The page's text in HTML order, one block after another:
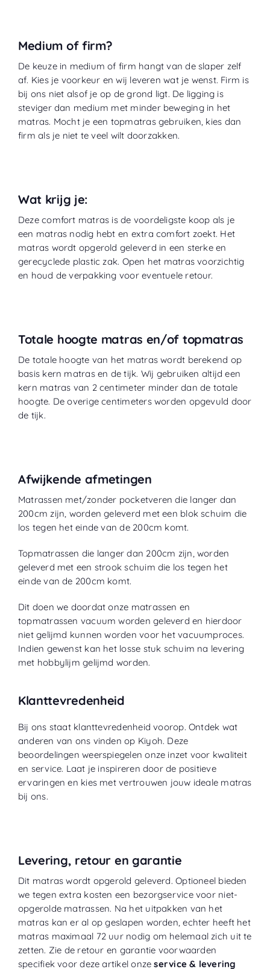
Medium of firm?
De keuze in medium of firm hangt van de slaper zelf
af. Kies je voorkeur en wij leveren wat je wenst. Firm is
bij ons niet alsof je op de grond ligt. De ligging is
steviger dan medium met minder beweging in het
matras. Mocht je een topmatras gebruiken, kies dan
firm als je niet te veel wilt doorzakken.
Wat krijg je:
Deze comfort matras is de voordeligste koop als je
een matras nodig hebt en extra comfort zoekt. Het
matras wordt opgerold geleverd in een sterke en
gerecyclede plastic zak. Open het matras voorzichtig
en houd de verpakking voor eventuele retour.
Totale hoogte matras en/of topmatras
De totale hoogte van het matras wordt berekend op
basis kern matras en de tijk. Wij gebruiken altijd een
kern matras van 2 centimeter minder dan de totale
hoogte. De overige centimeters worden opgevuld door
de tijk.
Afwijkende afmetingen
Matrassen met/zonder pocketveren die langer dan
200cm zijn, worden geleverd met een blok schuim die
los tegen het einde van de 200cm komt.
Topmatrassen die langer dan 200cm zijn, worden
geleverd met een strook schuim die los tegen het
einde van de 200cm komt.
Dit doen we doordat onze matrassen en
topmatrassen vacuum worden geleverd en hierdoor
niet gelijmd kunnen worden voor het vacuumproces.
Indien gewenst kan het losse stuk schuim na levering
met hobbylijm gelijmd worden.
Klanttevredenheid
Bij ons staat klanttevredenheid voorop. Ontdek wat
anderen van ons vinden op Kiyoh. Deze
beoordelingen weerspiegelen onze inzet voor kwaliteit
en service. Laat je inspireren door de positieve
ervaringen en kies met vertrouwen jouw ideale matras
bij ons.
Levering, retour en garantie
Dit matras wordt opgerold geleverd. Optioneel bieden
we tegen extra kosten een bezorgservice voor niet-
opgerolde matrassen. Na het uitpakken van het
matras kan er al op geslapen worden, echter heeft het
matras maximaal 72 uur nodig om helemaal zich uit te
zetten. Zie de retour en garantie voorwaarden
specifiek voor deze artikel onzeservice & levering